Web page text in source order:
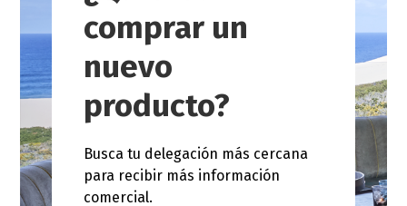
comprar un
nuevo
producto?
Busca tu delegación más cercana
para recibir más información
comercial.